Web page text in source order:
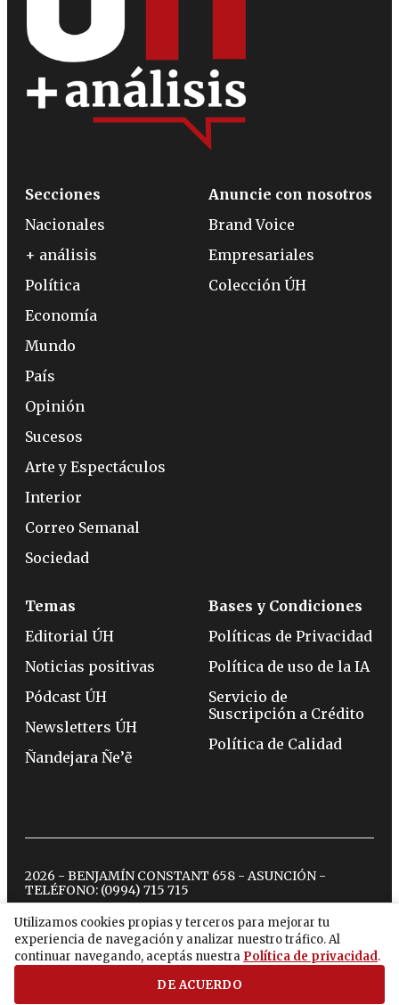
Utilizamos cookies propias y terceros para mejorar tu
experiencia de navegación y analizar nuestro tráfico. Al
continuar navegando, aceptás nuestra Política de privacidad.
DE ACUERDO
Secciones
Nacionales
+ análisis
Política
Economía
Mundo
País
Opinión
Sucesos
Arte y Espectáculos
Interior
Correo Semanal
Sociedad
Anuncie con nosotros
Brand Voice
Empresariales
Colección ÚH
Temas
Editorial ÚH
Noticias positivas
Pódcast ÚH
Newsletters ÚH
Ñandejara Ñe’ẽ
Bases y Condiciones
Políticas de Privacidad
Política de uso de la IA
Servicio de
Suscripción a Crédito
Política de Calidad
2026 - BENJAMÍN CONSTANT 658 - ASUNCIÓN -
TELÉFONO: (0994) 715 715
twitterinstagram
facebook
tiktokyoutubespotify